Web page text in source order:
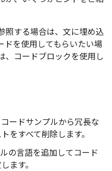
照する場合は、文に埋め込
ドを使用してもらいたい場
、コードブロックを使用し
ードサンプルから冗長な
をすべて削除します。
の言語を追加してコード
ます。